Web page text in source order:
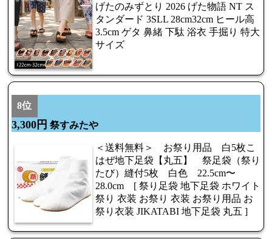
げたのみずとり 2026 げた物語 NT ス
タンダード 3SLL 28cm32cm ヒール高
3.5cm ゲタ 鼻緒 下駄 浴衣 手掘り 特大
サイズ
8位
3,300円 祭すみたや
＜送料無料＞ お祭り用品 白5枚こ
はぜ地下足袋【丸五】 祭足袋（祭り
たび）縫付5枚 白色 22.5cm〜
28.0cm [ 祭り足袋 地下足袋 ホワイト
祭り 衣装 お祭り 衣装 お祭り用品 お
祭り衣装 JIKATABI 地下足袋 丸五 ]